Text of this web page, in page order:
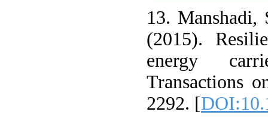
13.
(2015).
energy
Transactions
2292. [